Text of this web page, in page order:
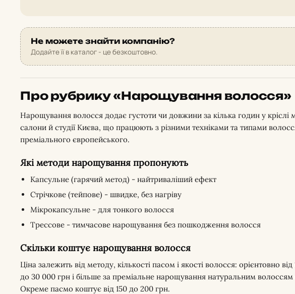
Не можете знайти компанію?
Додайте її в каталог - це безкоштовно.
Про рубрику «Нарощування волосся»
Нарощування волосся додає густоти чи довжини за кілька годин у кріслі
салони й студії Києва, що працюють з різними техніками та типами
преміального європейського.
Які методи нарощування пропонують
Капсульне (гарячий метод) - найтриваліший ефект
Стрічкове (тейпове) - швидке, без нагріву
Мікрокапсульне - для тонкого волосся
Трессове - тимчасове нарощування без пошкодження волосся
Скільки коштує нарощування волосся
Ціна залежить від методу, кількості пасом і якості волосся: орієнтовно
до 30 000 грн і більше за преміальне нарощування натуральним волоссям
Окреме пасмо коштує від 150 до 200 грн.